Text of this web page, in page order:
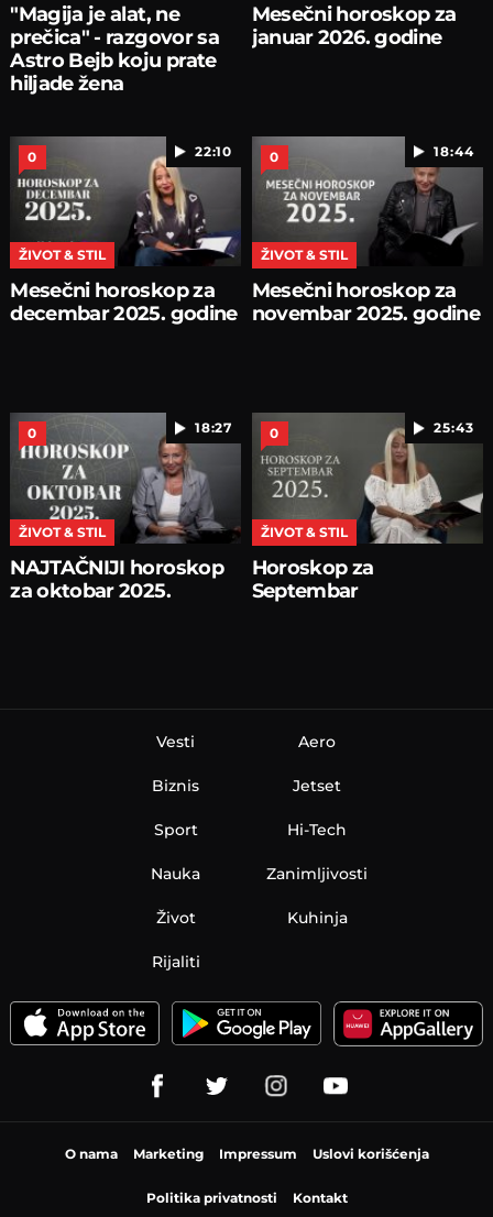
"Magija je alat, ne
prečica" - razgovor sa
Astro Bejb koju prate
hiljade žena
Mesečni horoskop za
januar 2026. godine
22:10
0
ŽIVOT & STIL
Mesečni horoskop za
decembar 2025. godine
18:44
0
ŽIVOT & STIL
Mesečni horoskop za
novembar 2025. godine
18:27
0
ŽIVOT & STIL
NAJTAČNIJI horoskop
za oktobar 2025.
25:43
0
ŽIVOT & STIL
Horoskop za
Septembar
Vesti
Biznis
Sport
Nauka
Aero
Jetset
Hi-Tech
Zanimljivosti
Život Kuhinja
Rijaliti
O nama Marketing Impressum Uslovi korišćenja
Politika privatnosti Kontakt